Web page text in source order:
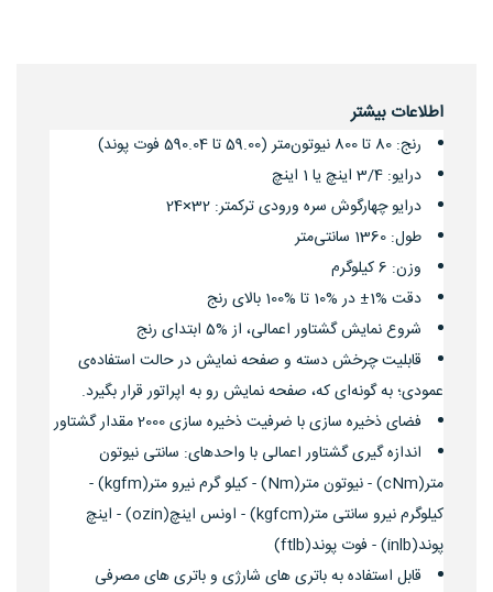
اطلاعات بیشتر
رنج: 80 تا 800 نیوتون‌متر (59.00 تا 590.04 فوت پوند)
درایو: 3/4 اینچ یا 1 اینچ
درایو چهارگوش سره‌ ورودی ترکمتر: 32×24
طول: 1360 سانتی‌متر
وزن: 6 کیلوگرم
دقت %1± در %10 تا %100 بالای رنج
شروع نمایش گشتاور اعمالی، از %5 ابتدای رنج
قابلیت چرخش دسته و صفحه نمایش در حالت استفاده‌ی
عمودی؛ به گونه‌ای که، صفحه نمایش رو به اپراتور قرار بگیرد.
فضای ذخیره سازی با ضرفیت ذخیره سازی 2000 مقدار گشتاور
اندازه گیری گشتاور اعمالی با واحدهای: سانتی نیوتون
متر(cNm) - نیوتون متر(Nm) - کیلو گرم نیرو متر(kgfm) -
کیلوگرم نیرو سانتی متر(kgfcm) - اونس اینچ(ozin) - اینچ
پوند(inlb) - فوت پوند(ftlb)
قابل استفاده به باتری های شارژی و باتری های مصرفی